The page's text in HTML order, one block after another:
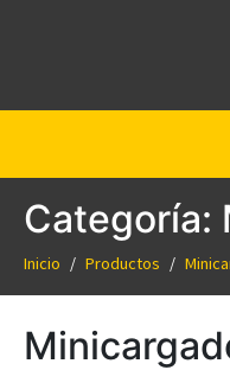
Categoría:
Inicio Productos